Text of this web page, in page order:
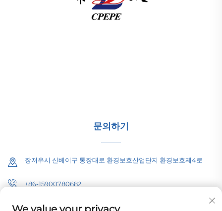
문의하기
장저우시 신베이구 통장대로 환경보호산업단지 환경보호제4로
+86-15900780682
[email protected]